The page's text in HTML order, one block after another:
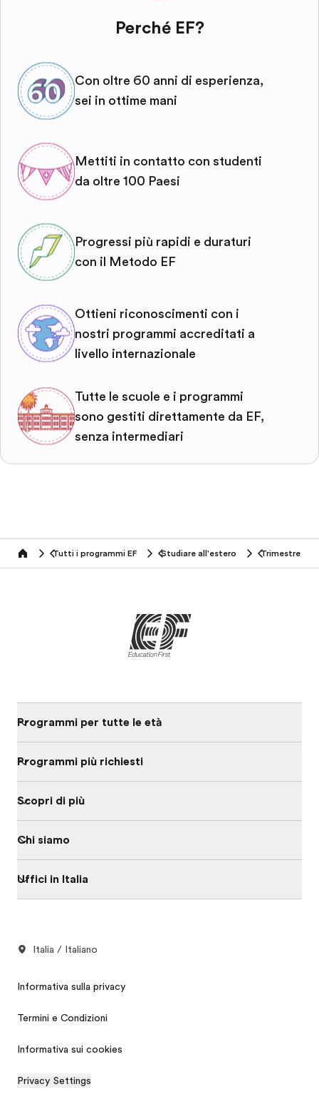
Perché EF?
Con oltre 60 anni di esperienza,
sei in ottime mani
Mettiti in contatto con studenti
da oltre 100 Paesi
Progressi più rapidi e duraturi
con il Metodo EF
Ottieni riconoscimenti con i
nostri programmi accreditati a
livello internazionale
Tutte le scuole e i programmi
sono gestiti direttamente da EF,
senza intermediari
home Tutti i programmi EF Studiare all'estero Trimestre
Programmi per tutte le età
Programmi più richiesti
Scopri di più
Chi siamo
Uffici in Italia
Italia / Italiano
Informativa sulla privacy
Termini e Condizioni
Informativa sui cookies
Privacy Settings